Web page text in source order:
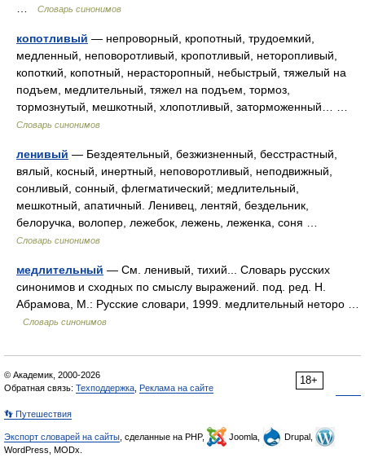
Словарь синонимов
копотливый — непроворный, кропотный, трудоемкий,
медленный, неповоротливый, кропотливый, неторопливый,
копоткий, копотный, нерасторопный, небыстрый, тяжелый на
подъем, медлительный, тяжел на подъем, тормоз,
тормознутый, мешкотный, хлопотливый, заторможенный… …
Словарь синонимов
ленивый — Бездеятельный, безжизненный, бесстрастный,
вялый, косный, инертный, неповоротливый, неподвижный,
сонливый, сонный, флегматический; медлительный,
мешкотный, апатичный. Ленивец, лентяй, бездельник,
белоручка, волопер, лежебок, лежень, леженка, соня …
Словарь синонимов
медлительный — См. ленивый, тихий... Словарь русских
синонимов и сходных по смыслу выражений. под. ред. Н.
Абрамова, М.: Русские словари, 1999. медлительный неторо …
Словарь синонимов
18+
© Академик, 2000-2026
Обратная связь: Техподдержка Реклама на сайте
👣 Путешествия
Экспорт словарей на сайты , сделанные на PHP, Joomla,
Drupal,
WordPress, MODx.